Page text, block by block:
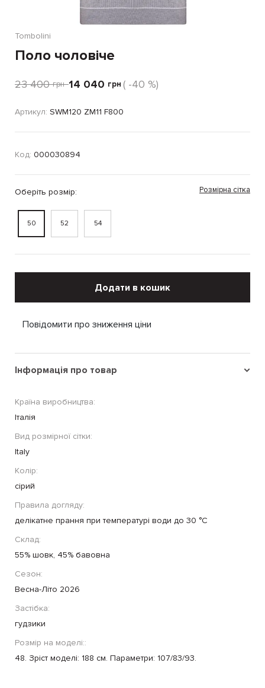
Tombolini
Поло чоловіче
23 400 грн 14 040 грн ( -40 %)
Артикул: SWM120 ZM11 F800
Код: 000030894
Оберіть розмір:
50 52 54
Розмірна сітка
Додати в кошик
Повідомити про зниження ціни
Інформація про товар
Країна виробництва:
Італія
Вид розмірної сітки:
Italy
Колір:
сірий
Правила догляду:
делікатне прання при температурі води до 30 °C
Склад:
55% шовк, 45% бавовна
Сезон:
Весна-Літо 2026
Застібка:
гудзики
Розмір на моделі::
48. Зріст моделі: 188 см. Параметри: 107/83/93.